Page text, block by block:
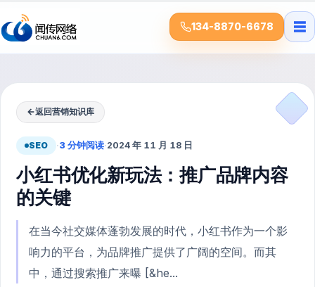
134-8870-6678 ☰
←返回营销知识库
SEO ·3 分钟阅读·2024 年 11 月 18 日
小红书优化新玩法：推广品牌内容
的关键
在当今社交媒体蓬勃发展的时代，小红书作为一个影
响力的平台，为品牌推广提供了广阔的空间。而其
中，通过搜索推广来曝 [&he...